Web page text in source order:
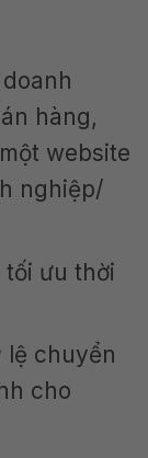
hàng,
website
nghiệp/
ưu thời
lệ chuyển
cho